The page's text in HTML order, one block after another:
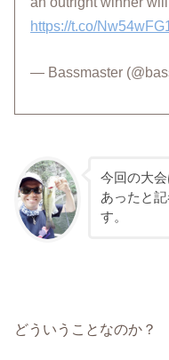
https://t.co/
— Bassmaster
今回の大
あったと
す。
どういうことなのか？